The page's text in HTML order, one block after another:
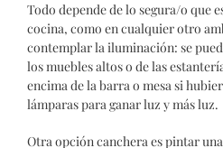
Todo depende de lo segura/o que
cocina, como en cualquier otro
contemplar la iluminación: se
los muebles altos o de las
encima de la barra o mesa si
lámparas para ganar luz y más luz.
Otra opción canchera es pintar